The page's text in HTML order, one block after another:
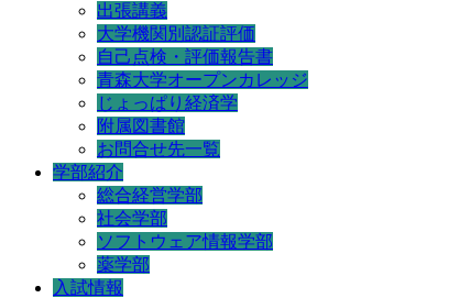
出張講義
大学機関別認証評価
自己点検・評価報告書
青森大学オープンカレッジ
じょっぱり経済学
附属図書館
お問合せ先一覧
学部紹介
総合経営学部
社会学部
ソフトウェア情報学部
薬学部
入試情報